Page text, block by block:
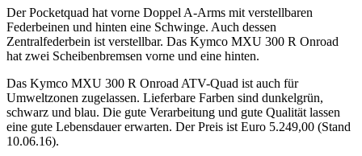
Der Pocketquad hat vorne Doppel A-Arms mit verstellbaren
Federbeinen und hinten eine Schwinge. Auch dessen
Zentralfederbein ist verstellbar. Das Kymco MXU 300 R Onroad
hat zwei Scheibenbremsen vorne und eine hinten.
Das Kymco MXU 300 R Onroad ATV-Quad ist auch für
Umweltzonen zugelassen. Lieferbare Farben sind dunkelgrün,
schwarz und blau. Die gute Verarbeitung und gute Qualität lassen
eine gute Lebensdauer erwarten. Der Preis ist Euro 5.249,00 (Stand
10.06.16).